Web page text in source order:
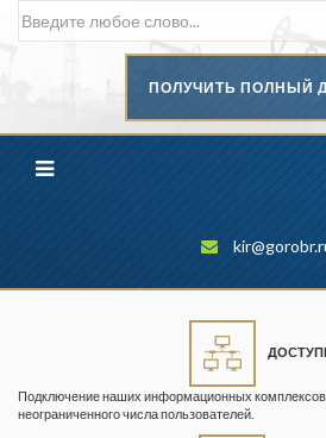
ПОЛУЧИТЬ ПОЛНЫЙ
Подключение наших информационных
неограниченного числа пользователей.